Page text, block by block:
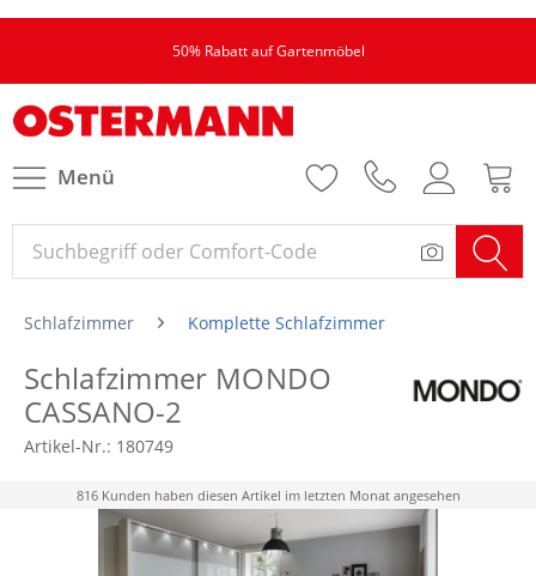
50% Rabatt auf Gartenmöbel
Menü
Schlafzimmer Komplette Schlafzimmer
Schlafzimmer MONDO
CASSANO-2
Artikel-Nr.: 180749
816 Kunden haben diesen Artikel im letzten Monat angesehen